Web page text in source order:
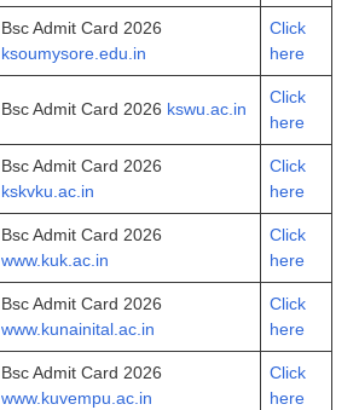
Bsc Admit Card 2026
ksoumysore.edu.in
Click
here
Bsc Admit Card 2026 kswu.ac.in
Click
here
Bsc Admit Card 2026
kskvku.ac.in
Click
here
Bsc Admit Card 2026
www.kuk.ac.in
Click
here
Bsc Admit Card 2026
www.kunainital.ac.in
Click
here
Bsc Admit Card 2026
www.kuvempu.ac.in
Click
here